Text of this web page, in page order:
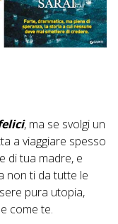
, ma se svolgi un
a viaggiare spesso
di tua madre, e
non ti da tutte le
pura utopia,
come te.